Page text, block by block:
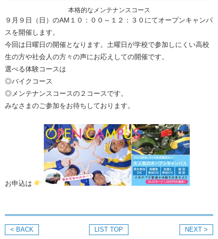
本格的なメンテナンスコース
９月９日（日）のAM１０：００～１２：３０にてオープンキャンパ
スを開催します。
今回は日曜日の開催となります。土曜日が学校で参加しにくい高校
生の方や社会人の方々の声にお応えしての開催です。
選べる体験コースは
◎バイクコース
◎メンテナンスコースの２コースです。
みなさまのご参加をお待ちしております。
お申込は
< BACK LIST TOP NEXT >